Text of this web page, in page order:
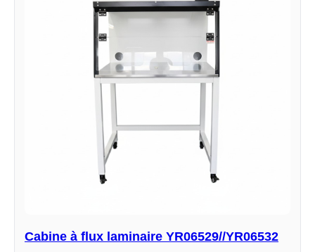
Cabine à flux laminaire YR06529//YR06532